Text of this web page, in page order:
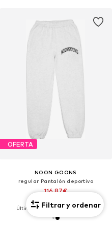
OFERTA
NOON GOONS
regular Pantalón deportivo
116,87€
Precio original: 166,95€
Último precio más bajo: 125,21€-6%
Filtrar y ordenar